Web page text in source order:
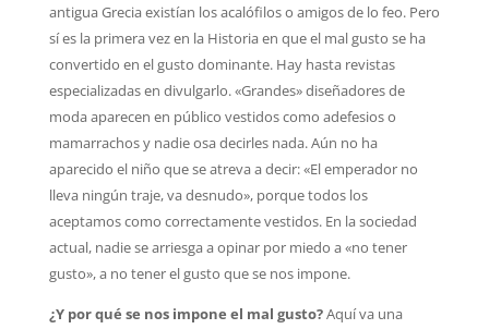
antigua Grecia existían los acalófilos o amigos de lo feo. Pero
sí es la primera vez en la Historia en que el mal gusto se ha
convertido en el gusto dominante. Hay hasta revistas
especializadas en divulgarlo. «Grandes» diseñadores de
moda aparecen en público vestidos como adefesios o
mamarrachos y nadie osa decirles nada. Aún no ha
aparecido el niño que se atreva a decir: «El emperador no
lleva ningún traje, va desnudo», porque todos los
aceptamos como correctamente vestidos. En la sociedad
actual, nadie se arriesga a opinar por miedo a «no tener
gusto», a no tener el gusto que se nos impone.
¿Y por qué se nos impone el mal gusto?Aquí va una